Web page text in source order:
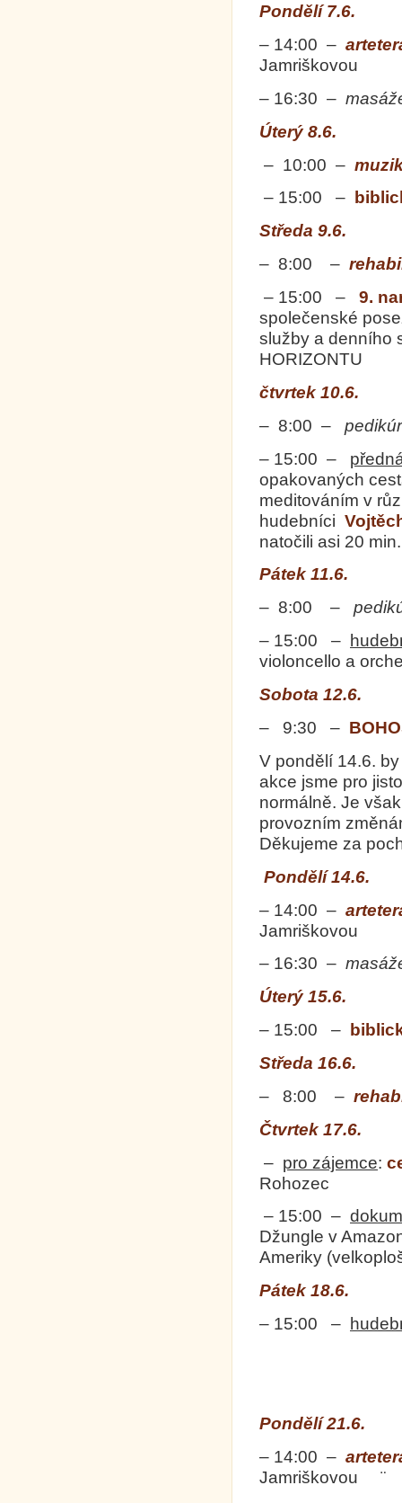
Pondělí 7.6.
– 14:00 –
Jamriškovou
– 16:30 –
Úterý 8.6.
– 10:00 –
– 15:00 –
Středa 9.6.
– 8:00 –
– 15:00 – 9.
společenské
služby a
HORIZONTU
čtvrtek 10.6.
– 8:00 –
– 15:00 –
opakovaných
meditováním v
hudebníci
natočili asi 20
Pátek 11.6.
– 8:00 –
– 15:00 –
violoncello a
Sobota 12.6.
– 9:30 –
V pondělí 14.6.
akce jsme pro
normálně. Je
provozním
Děkujeme za
Pondělí 14.6.
– 14:00 –
Jamriškovou
– 16:30 –
Úterý 15.6.
– 15:00 –
Středa 16.6.
– 8:00 –
Čtvrtek 17.6.
– pro zájemce:
Rohozec
– 15:00 –
Džungle v
Ameriky
Pátek 18.6.
– 15:00 –
Pondělí 21.6.
– 14:00 –
Jamriškovou ¨